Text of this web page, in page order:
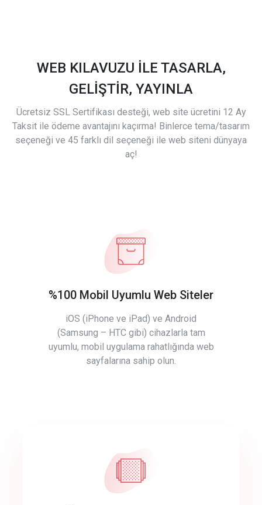
WEB KILAVUZU İLE TASARLA,
GELİŞTİR, YAYINLA
Ücretsiz SSL Sertifikası desteği, web site ücretini 12 Ay
Taksit ile ödeme avantajını kaçırma! Binlerce tema/tasarım
seçeneği ve 45 farklı dil seçeneği ile web siteni dünyaya
aç!
%100 Mobil Uyumlu Web Siteler
iOS (iPhone ve iPad) ve Android
(Samsung – HTC gibi) cihazlarla tam
uyumlu, mobil uygulama rahatlığında web
sayfalarına sahip olun.